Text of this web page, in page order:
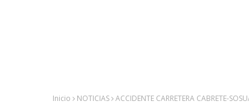
Inicio NOTICIAS ACCIDENTE CARRETERA CABRETE-